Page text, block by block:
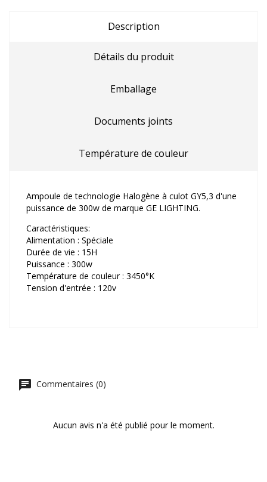
Description
Détails du produit
Emballage
Documents joints
Température de couleur
Ampoule de technologie Halogène à culot GY5,3 d'une
puissance de 300w de marque GE LIGHTING.
Caractéristiques:
Alimentation : Spéciale
Durée de vie : 15H
Puissance : 300w
Température de couleur : 3450°K
Tension d'entrée : 120v
Commentaires (0)
Aucun avis n'a été publié pour le moment.